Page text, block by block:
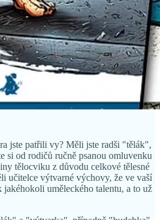
jste patřili vy? Měli jste radši "tělák",
si od rodičů ručně psanou omluvenku
tělocviku z důvodu celkové tělesné
učitelce výtvarné výchovy, že ve vaší
jakéhokoli uměleckého talentu, a to už